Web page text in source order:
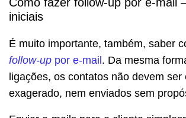
iniciais
É muito importante, também, saber
follow-up por e-mail. Da mesma
ligações, os contatos não devem ser
exagerado, nem enviados sem